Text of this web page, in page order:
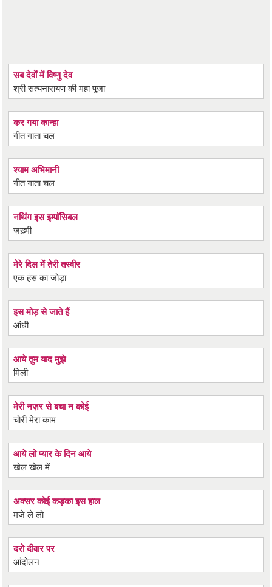
सब देवों में विष्णु देव
श्री सत्यनारायण की महा पूजा
कर गया कान्हा
गीत गाता चल
श्याम अभिमानी
गीत गाता चल
नथिंग इस इम्पॉसिबल
ज़ख़्मी
मेरे दिल में तेरी तस्वीर
एक हंस का जोड़ा
इस मोड़ से जाते हैं
आंधी
आये तुम याद मुझे
मिली
मेरी नज़र से बचा न कोई
चोरी मेरा काम
आये लो प्यार के दिन आये
खेल खेल में
अक्सर कोई कड़का इस हाल
मज़े ले लो
दरो दीवार पर
आंदोलन